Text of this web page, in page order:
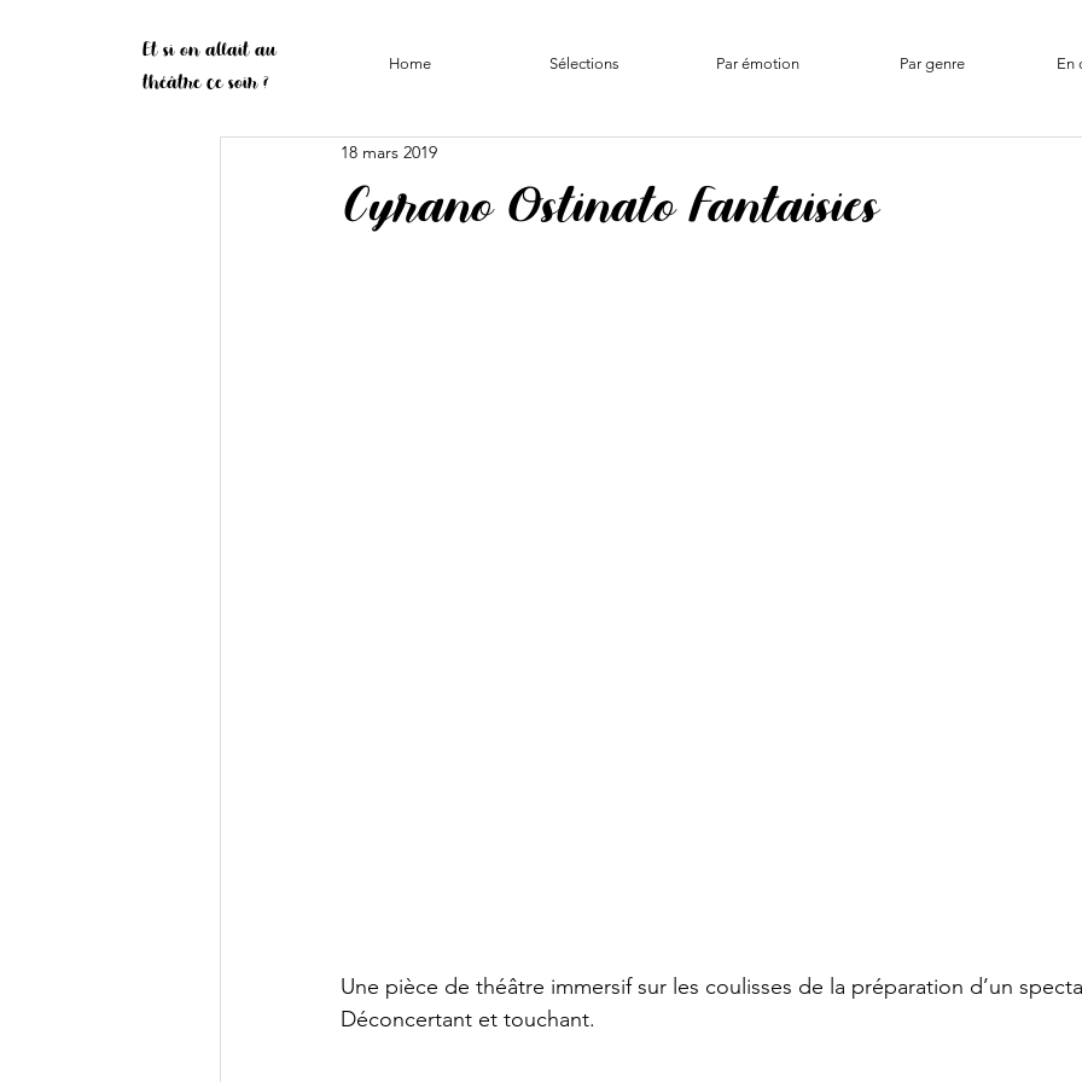
Et si on allait au
théâtre ce soir ?
Home Sélections Par émotion Par genre En
Cyrano Ostinato Fantaisies
18 mars 2019
Une pièce de théâtre immersif sur les coulisses de la préparation d’un
Déconcertant et touchant.